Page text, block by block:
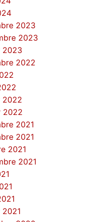
2023
2023
2023
2022
2022
2022
2021
2021
2021
2021